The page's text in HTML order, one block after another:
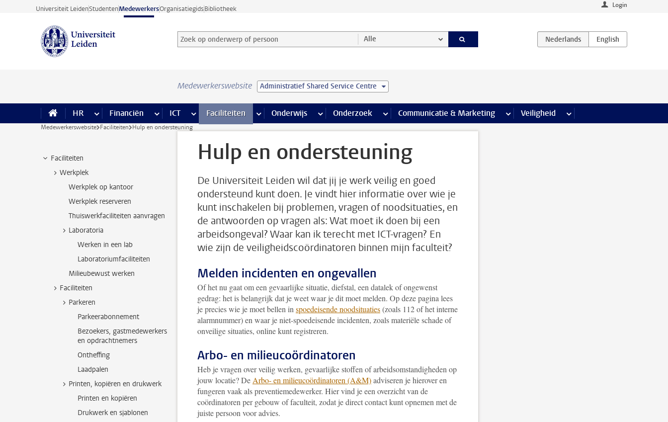
Ga direct naar de inhoud
Universiteit LeidenStudentenMedewerkersOrganisatiegidsBibliotheek Login
Zoek op onderwerp of persoon en selecteer categorie
Zoekterm Alle
Medewerkerswebsite Administratief Shared Service Centre
HR meer HR pagina’s
Financiën meer Financiën pagina’s
ICT meer ICT pagina’s
Faciliteiten meer Faciliteiten pagina’s
Onderwijs meer Onderwijs pagina’s
Onderzoek meer Onderzoek pagina’s
Communicatie & Marketing meer Communicatie & Marketing pagina’s
Veiligheid meer Veiligheid pagina’s
Medewerkerswebsite Faciliteiten Hulp en ondersteuning
Faciliteiten
Werkplek
Werkplek op kantoor
Werkplek reserveren
Thuiswerkfaciliteiten aanvragen
Laboratoria
Werken in een lab
Laboratoriumfaciliteiten
Milieubewust werken
Faciliteiten
Parkeren
Parkeerabonnement
Bezoekers, gastmedewerkers
en opdrachtnemers
Ontheffing
Laadpalen
Printen, kopiëren en drukwerk
Printen en kopiëren
Drukwerk en sjablonen
Hulp en ondersteuning
De Universiteit Leiden wil dat jij je werk veilig en goed
ondersteund kunt doen. Je vindt hier informatie over wie je
kunt inschakelen bij problemen, vragen of noodsituaties, en
de antwoorden op vragen als: Wat moet ik doen bij een
arbeidsongeval? Waar kan ik terecht met ICT-vragen? En
wie zijn de veiligheidscoördinatoren binnen mijn faculteit?
Melden incidenten en ongevallen
Of het nu gaat om een gevaarlijke situatie, diefstal, een datalek of ongewenst
gedrag: het is belangrijk dat je weet waar je dit moet melden. Op deze pagina lees
je precies wie je moet bellen in spoedeisende noodsituaties(zoals 112 of het interne
alarmnummer) en waar je niet-spoedeisende incidenten, zoals materiële schade of
onveilige situaties, online kunt registreren.
Arbo- en milieucoördinatoren
Heb je vragen over veilig werken, gevaarlijke stoffen of arbeidsomstandigheden op
jouw locatie? De Arbo- en milieucoördinatoren (A&M)adviseren je hierover en
fungeren vaak als preventiemedewerker. Hier vind je een overzicht van de
coördinatoren per gebouw of faculteit, zodat je direct contact kunt opnemen met de
juiste persoon voor advies.